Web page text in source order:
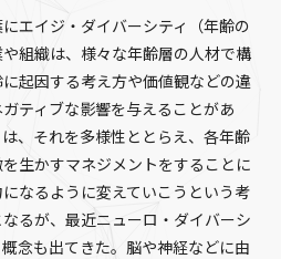
エイジ・ダイバーシティ（年齢の
組織は、様々な年齢層の人材で構
起因する考え方や価値観などの違
ティブな影響を与えることがあ
、それを多様性ととらえ、各年齢
生かすマネジメントをすることに
なるように変えていこうという考
るが、最近ニューロ・ダイバーシ
念も出てきた。脳や神経などに由